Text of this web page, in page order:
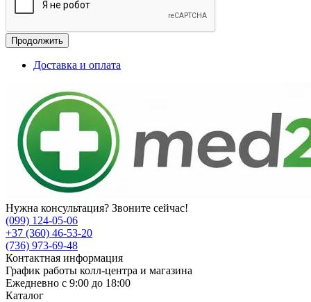
Продолжить
Доставка и оплата
Нужна консультация? Звоните сейчас!
(099) 124-05-06
+37 (360) 46-53-20
(736) 973-69-48
Контактная информация
График работы колл-центра и магазина
Ежедневно с 9:00 до 18:00
Каталог